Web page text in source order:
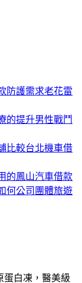
防護需求老花雷
的提升男性戰鬥
比較台北機車借
的鳳山汽車借款
何公司團體旅遊
蛋白凍，醫美級